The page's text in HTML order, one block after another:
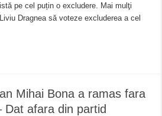
pe cel puțin o excludere. Mai mulţi
Dragnea să voteze excluderea a cel
Mihai Bona a ramas fara
Dat afara din partid